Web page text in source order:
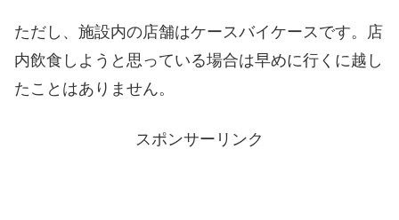
ただし、施設内の店舗はケースバイケースです。店
内飲食しようと思っている場合は早めに行くに越し
たことはありません。
スポンサーリンク